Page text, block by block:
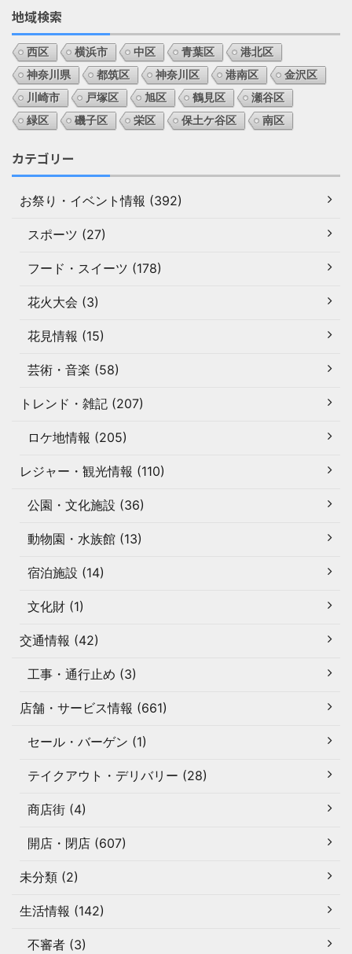
地域検索
西区 横浜市 中区 青葉区
港北区
神奈川県
都筑区 神奈川区 港南区
金沢区
川崎市
戸塚区 旭区 鶴見区
瀬谷区
緑区
磯子区 栄区 保土ケ谷区 南区
カテゴリー
お祭り・イベント情報 (392)
スポーツ (27)
フード・スイーツ (178)
花火大会 (3)
花見情報 (15)
芸術・音楽 (58)
トレンド・雑記 (207)
ロケ地情報 (205)
レジャー・観光情報 (110)
公園・文化施設 (36)
動物園・水族館 (13)
宿泊施設 (14)
文化財 (1)
交通情報 (42)
工事・通行止め (3)
店舗・サービス情報 (661)
セール・バーゲン (1)
テイクアウト・デリバリー (28)
商店街 (4)
開店・閉店 (607)
未分類 (2)
生活情報 (142)
不審者 (3)